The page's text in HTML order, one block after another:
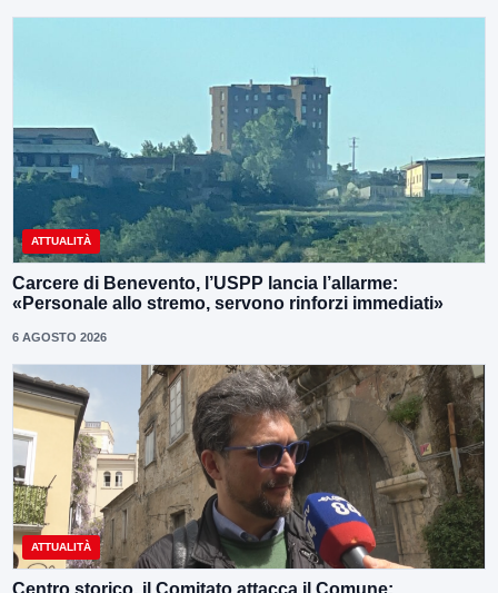
ATTUALITÀ
Carcere di Benevento, l’USPP lancia l’allarme:
«Personale allo stremo, servono rinforzi immediati»
6 AGOSTO 2026
ATTUALITÀ